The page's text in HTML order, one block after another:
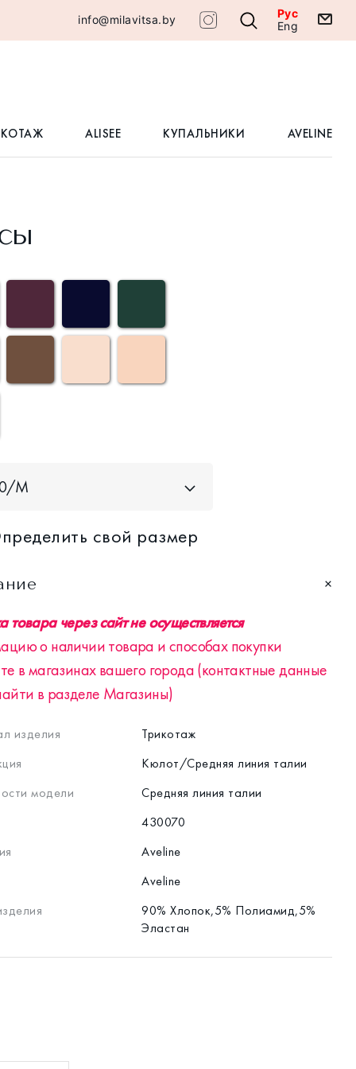
info@milavitsa.by
Рус
Eng
ALISEE КУПАЛЬНИКИ AVELINE
M
свой размер
товара через сайт не осуществляется
о наличии товара и способах покупки
в магазинах вашего города (контактные данные
в разделе Магазины)
изделия
Трикотаж
Кюлот/Средняя линия талии
модели
Средняя линия талии
430070
Aveline
Aveline
90% Хлопок,5% Полиамид,5%
Эластан